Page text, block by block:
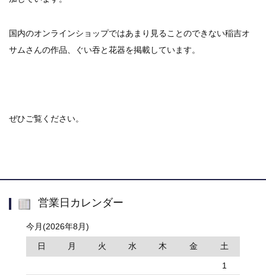
国内のオンラインショップではあまり見ることのできない稲吉オ
サムさんの作品、ぐい吞と花器を掲載しています。
ぜひご覧ください。
営業日カレンダー
今月(2026年8月)
日 月 火 水 木 金 土
1